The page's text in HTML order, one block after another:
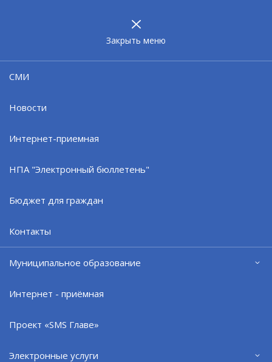
Закрыть меню
СМИ
Новости
Интернет-приемная
НПА "Электронный бюллетень"
Бюджет для граждан
Контакты
Муниципальное образование
Интернет - приёмная
Проект «SMS Главе»
Электронные услуги
06.10.25
7 октября во всех пространствах
беременных